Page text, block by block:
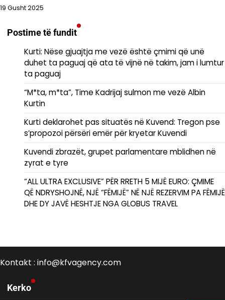
19 Gusht 2025
Postime të fundit
Kurti: Nëse gjuajtja me vezë është çmimi që unë
duhet ta paguaj që ata të vijnë në takim, jam i lumtur
ta paguaj
“M*ta, m*ta”, Time Kadrijaj sulmon me vezë Albin
Kurtin
Kurti deklarohet pas situatës në Kuvend: Tregon pse
s’propozoi përsëri emër për kryetar Kuvendi
Kuvendi zbrazët, grupet parlamentare mblidhen në
zyrat e tyre
“ALL ULTRA EXCLUSIVE” PËR RRETH 5 MIJË EURO: ÇMIME
QË NDRYSHOJNË, NJË “FËMIJË” NË NJË REZERVIM PA FËMIJË
DHE DY JAVË HESHTJE NGA GLOBUS TRAVEL
Kontakt : info@kfvagency.com
Kerko